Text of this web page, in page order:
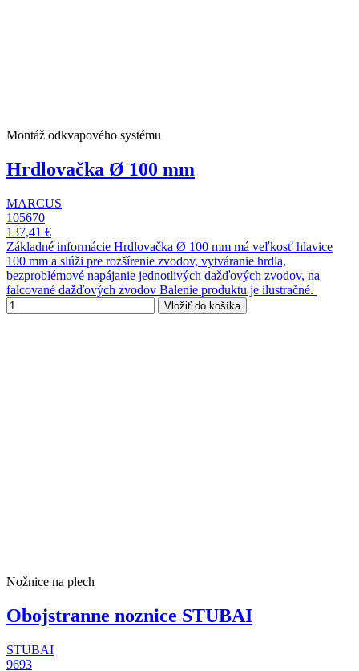
Montáž odkvapového systému
Hrdlovačka Ø 100 mm
MARCUS
105670
137,41 €
Základné informácie Hrdlovačka Ø 100 mm má veľkosť hlavice
100 mm a slúži pre rozšírenie zvodov, vytváranie hrdla,
bezproblémové napájanie jednotlivých dažďových zvodov, na
falcované dažďových zvodov Balenie produktu je ilustračné.
Vložiť do košíka
Nožnice na plech
Obojstranne noznice STUBAI
STUBAI
9693